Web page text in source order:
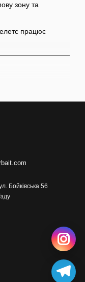
зону та
працює
Бойківська 56